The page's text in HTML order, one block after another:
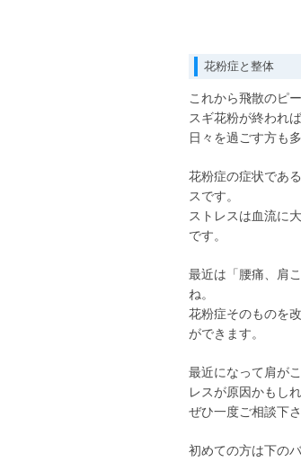
花粉症と整体
これから飛散のピ
スギ花粉が終われ
日々を過ごす方も
花粉症の症状であ
スです。
ストレスは血流に
です。
最近は「腰痛、肩
ね。
花粉症そのものを
ができます。
最近になって肩が
レスが原因かもしれ
ぜひ一度ご相談下さ
初めての方は下の